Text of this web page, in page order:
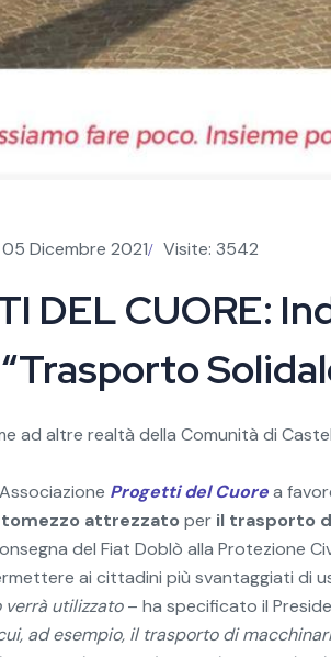
DEL CUORE:
05 Dicembre 2021 Visite: 3542
ad altre realtà della Comunità di
Progetti del Cuorea
attrezzato per il trasporto
del Fiat Doblò alla Protezione
ai cittadini più svantaggiati di
verrà utilizzato– ha specificato il
ad esempio, il trasporto di